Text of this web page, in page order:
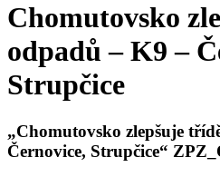
Chomutovsko
odpadů – K9 –
Strupčice
„Chomutovsko zlepšuje
Černovice, Strupčice“